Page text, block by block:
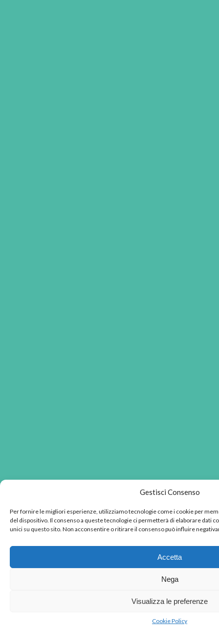
Gestisci Consenso
Per fornire le migliori esperienze, utilizziamo tecnologie come i cookie per
del dispositivo. Il consenso a queste tecnologie ci permetterà di elaborare dati
unici su questo sito. Non acconsentire o ritirare il consenso può influire
Accetta
Nega
Visualizza le preferenze
Cookie Policy